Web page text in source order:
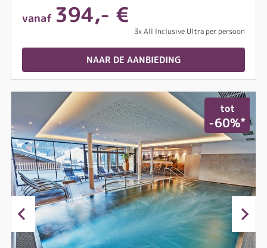
vanaf 394,- €
3x All Inclusive Ultra per persoon
NAAR DE AANBIEDING
tot
-60%*